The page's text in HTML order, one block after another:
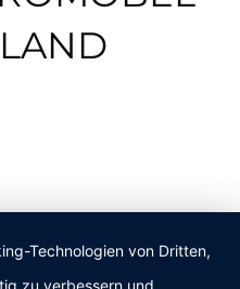
Technologien von Dritten,
zu verbessern und